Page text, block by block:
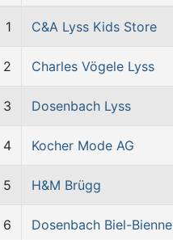
1 C&A Lyss Kids Store
2 Charles Vögele Lyss
3 Dosenbach Lyss
4 Kocher Mode AG
5 H&M Brügg
6 Dosenbach Biel-Bienne